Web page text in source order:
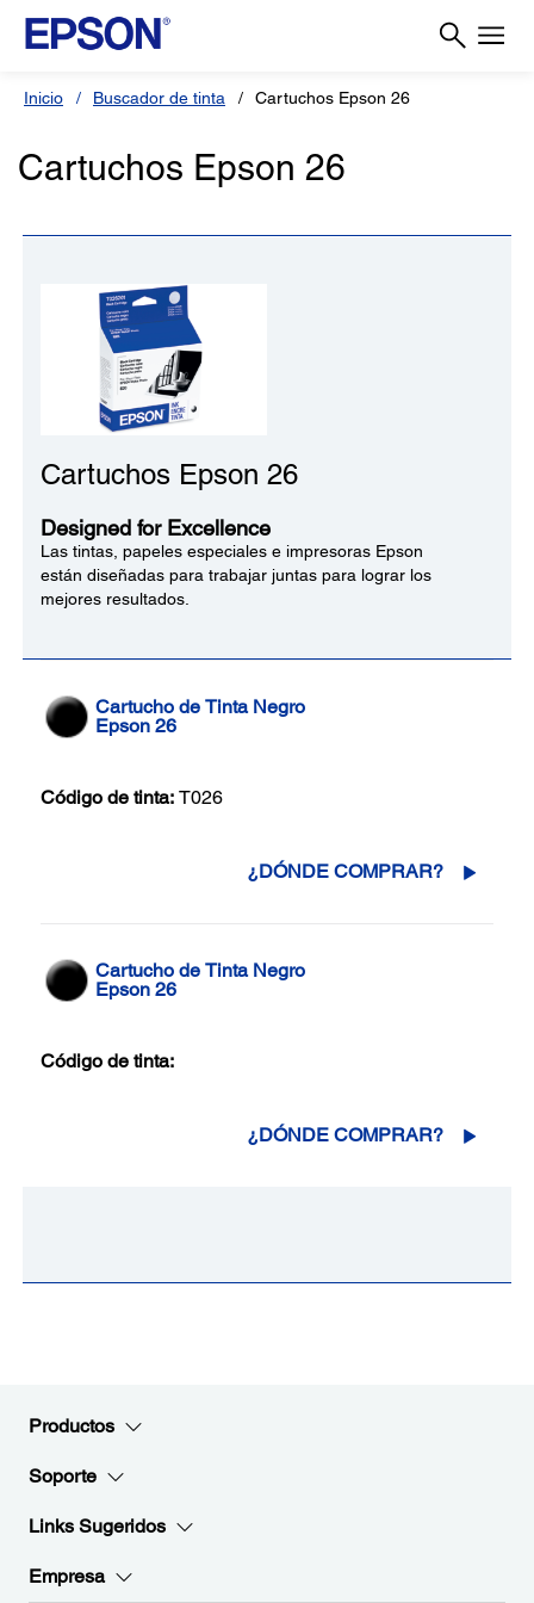
Inicio Buscador de tinta Cartuchos Epson 26
Cartuchos Epson 26
Cartuchos Epson 26
Designed for Excellence
Las tintas, papeles especiales e impresoras Epson
están diseñadas para trabajar juntas para lograr los
mejores resultados.
Cartucho de Tinta Negro
Epson 26
Código de tinta: T026
¿DÓNDE COMPRAR?
Cartucho de Tinta Negro
Epson 26
Código de tinta:
¿DÓNDE COMPRAR?
Productos
Soporte
Links Sugeridos
Empresa